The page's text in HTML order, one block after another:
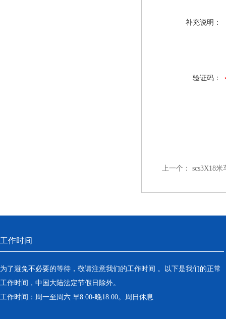
补充说明：
验证码：
上一个： scs3X18
工作时间
为了避免不必要的等待，敬请注意我们的工作时间 。以下是我们的正常
工作时间，中国大陆法定节假日除外。
工作时间：周一至周六 早8:00-晚18:00。周日休息